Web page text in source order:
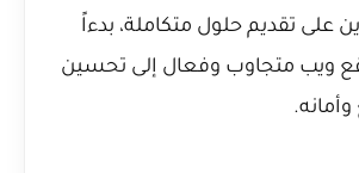
على تقديم حلول متكاملة، بدءاً
ويب متجاوب وفعال إلى تحسين